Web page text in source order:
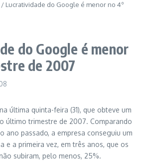
/ Lucratividade do Google é menor no 4º
do Google é menor
de 2007
última quinta-feira (31), que obteve um
último trimestre de 2007. Comparando
ano passado, a empresa conseguiu um
e a primeira vez, em três anos, que os
subiram, pelo menos, 25%.